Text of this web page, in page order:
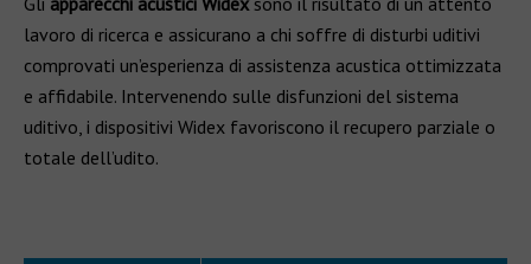
lavoro di ricerca e assicurano a chi soffre di disturbi uditivi
comprovati un’esperienza di assistenza acustica ottimizzata
e affidabile. Intervenendo sulle disfunzioni del sistema
uditivo, i dispositivi Widex favoriscono il recupero parziale o
totale dell’udito.